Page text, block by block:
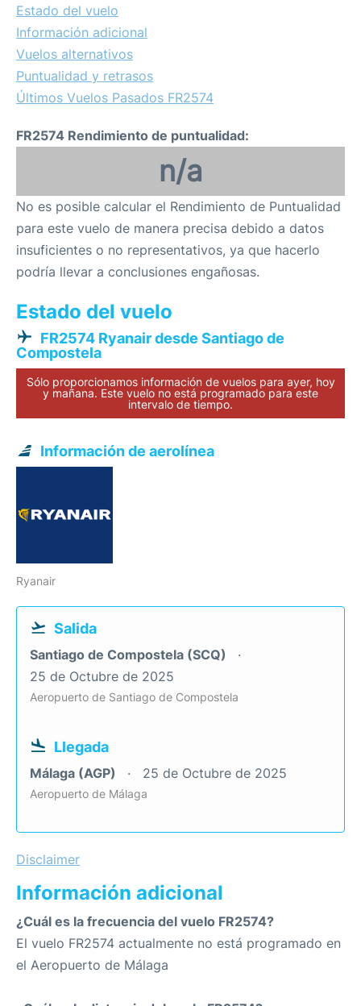
Estado del vuelo
Información adicional
Vuelos alternativos
Puntualidad y retrasos
Últimos Vuelos Pasados FR2574
FR2574 Rendimiento de puntualidad:
n/a
No es posible calcular el Rendimiento de Puntualidad
para este vuelo de manera precisa debido a datos
insuficientes o no representativos, ya que hacerlo
podría llevar a conclusiones engañosas.
Estado del vuelo
FR2574 Ryanair desde Santiago de
Compostela
Sólo proporcionamos información de vuelos para ayer, hoy
y mañana. Este vuelo no está programado para este
intervalo de tiempo.
Información de aerolínea
Ryanair
Salida
Santiago de Compostela (SCQ)
25 de Octubre de 2025
Aeropuerto de Santiago de Compostela
Llegada
Málaga (AGP) 25 de Octubre de 2025
Aeropuerto de Málaga
Disclaimer
Información adicional
¿Cuál es la frecuencia del vuelo FR2574?
El vuelo FR2574 actualmente no está programado en
el Aeropuerto de Málaga